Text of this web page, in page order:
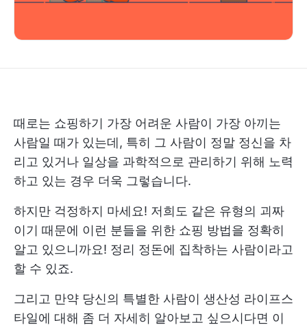
때로는 쇼핑하기 가장 어려운 사람이 가장 아끼는
사람일 때가 있는데, 특히 그 사람이 정말 정신을 차
리고 있거나 일상을 과학적으로 관리하기 위해 노력
하고 있는 경우 더욱 그렇습니다.
하지만 걱정하지 마세요! 저희도 같은 유형의 괴짜
이기 때문에 이런 분들을 위한 쇼핑 방법을 정확히
알고 있으니까요! 정리 정돈에 집착하는 사람이라고
할 수 있죠.
그리고 만약 당신의 특별한 사람이 생산성 라이프스
타일에 대해 좀 더 자세히 알아보고 싶으시다면 이